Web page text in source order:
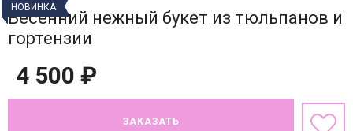
НОВИНКА
Весенний нежный букет из тюльпанов и
гортензии
4 500 ₽
ЗАКАЗАТЬ